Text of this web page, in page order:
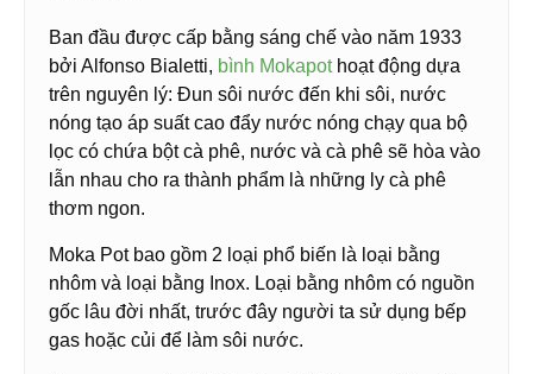
Ban đầu được cấp bằng sáng chế vào năm 1933
bởi Alfonso Bialetti, bình Mokapothoạt động dựa
trên nguyên lý: Đun sôi nước đến khi sôi, nước
nóng tạo áp suất cao đẩy nước nóng chạy qua bộ
lọc có chứa bột cà phê, nước và cà phê sẽ hòa vào
lẫn nhau cho ra thành phẩm là những ly cà phê
thơm ngon.
Moka Pot bao gồm 2 loại phổ biến là loại bằng
nhôm và loại bằng Inox. Loại bằng nhôm có nguồn
gốc lâu đời nhất, trước đây người ta sử dụng bếp
gas hoặc củi để làm sôi nước.